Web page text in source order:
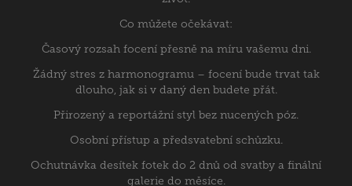
Co můžete očekávat:
Časový rozsah focení přesně na míru vašemu dni.
Žádný stres z harmonogramu – focení bude trvat tak
dlouho, jak si v daný den budete přát.
Přirozený a reportážní styl bez nucených póz.
Osobní přístup a předsvatební schůzku.
Ochutnávka desítek fotek do 2 dnů od svatby a finální
galerie do měsíce.